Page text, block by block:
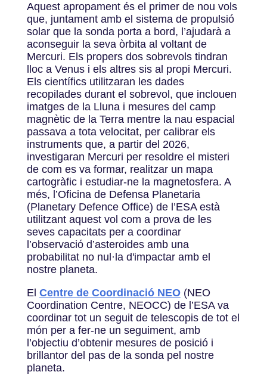
Aquest apropament és el primer de nou vols
que, juntament amb el sistema de propulsió
solar que la sonda porta a bord, l’ajudarà a
aconseguir la seva òrbita al voltant de
Mercuri. Els propers dos sobrevols tindran
lloc a Venus i els altres sis al propi Mercuri.
Els científics utilitzaran les dades
recopilades durant el sobrevol, que inclouen
imatges de la Lluna i mesures del camp
magnètic de la Terra mentre la nau espacial
passava a tota velocitat, per calibrar els
instruments que, a partir del 2026,
investigaran Mercuri per resoldre el misteri
de com es va formar, realitzar un mapa
cartogràfic i estudiar-ne la magnetosfera. A
més, l’Oficina de Defensa Planetaria
(Planetary Defence Office) de l’ESA està
utilitzant aquest vol com a prova de les
seves capacitats per a coordinar
l’observació d’asteroides amb una
probabilitat no nul·la d'impactar amb el
nostre planeta.
El Centre de Coordinació NEO(NEO
Coordination Centre, NEOCC) de l’ESA va
coordinar tot un seguit de telescopis de tot el
món per a fer-ne un seguiment, amb
l’objectiu d’obtenir mesures de posició i
brillantor del pas de la sonda pel nostre
planeta.